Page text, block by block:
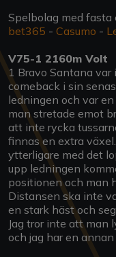
Spelbolag med fasta
bet365 - Casumo -
V75-1 2160m Volt
1 Bravo Santana var
comeback i sin
ledningen och var
man stretade emot
att inte rycka
finnas en extra
ytterligare med det
upp ledningen
positionen och man
Distansen ska inte
en stark häst och
Jag tror inte att man
och jag har en